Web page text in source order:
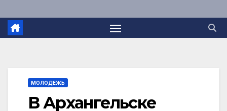
МОЛОДЕЖЬ
В Архангельске